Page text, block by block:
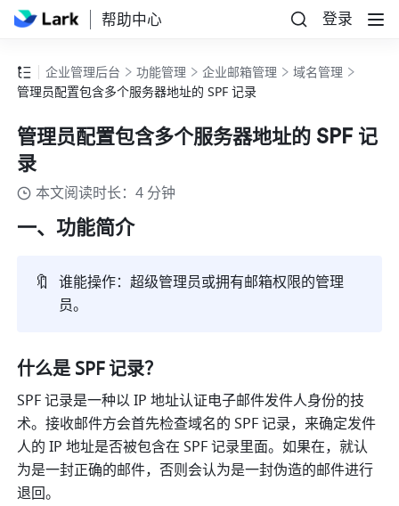
帮助中心 登录
企业管理后台 功能管理 企业邮箱管理
域名管理
管理员配置包含多个服务器地址的 SPF 记录
管理员配置包含多个服务器地址的 SPF 记
录
本文阅读时长：4 分钟
一、功能简介
🔖 谁能操作：超级管理员或拥有邮箱权限的管理
员。
什么是 SPF 记录？
SPF 记录是一种以 IP 地址认证电子邮件发件人身份的技
术。接收邮件方会首先检查域名的 SPF 记录，来确定发件
人的 IP 地址是否被包含在 SPF 记录里面。如果在，就认
为是一封正确的邮件，否则会认为是一封伪造的邮件进行
退回。